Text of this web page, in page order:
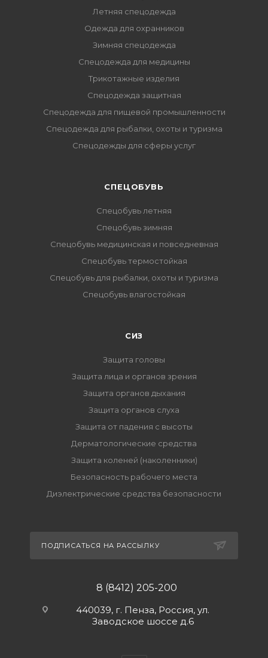
Летняя спецодежда
Одежда для охранников
Зимняя спецодежда
Спецодежда для медицины
Трикотажные изделия
Спецодежда защитная
Спецодежда для пищевой промышленности
Спецодежда для рыбалки, охоты и туризма
Спецодежды для сферы услуг
CПЕЦОБУВЬ
Спецобувь летняя
Спецобувь зимняя
Спецобувь медицинская и повседневная
Спецобувь термостойкая
Спецобувь для рыбалки, охоты и туризма
Спецобувь влагостойкая
СИЗ
Защита головы
Защита лица и органов зрения
Защита органов дыхания
Защита органов слуха
Защита от падения с высоты
Дерматологические средства
Защита коленей (наколенники)
Безопасность рабочего места
Диэлектрические средства безопасности
ПОДПИСАТЬСЯ НА РАССЫЛКУ
8 (8412) 205-200
440039, г. Пенза, Россия, ул.
Заводское шоссе д.6